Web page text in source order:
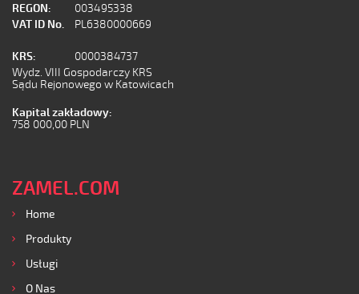
REGON:
003495338
VAT ID No.
PL6380000669
KRS:
0000384737
Wydz. VIII Gospodarczy KRS
Sądu Rejonowego w Katowicach
Kapital zakładowy:
758 000,00 PLN
ZAMEL.COM
Home
Produkty
Usługi
O Nas